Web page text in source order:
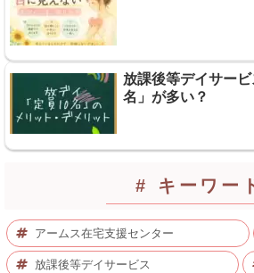
放課後等デイサー
名」が多い？
# キーワー
アームス在宅支援センター
放課後等デイサービス